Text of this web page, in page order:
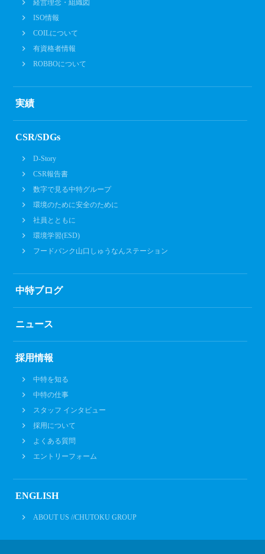
経営理念・組織図
ISO情報
COILについて
有資格者情報
ROBBOについて
実績
CSR/SDGs
D-Story
CSR報告書
数字で見る中特グループ
環境のために安全のために
社員とともに
環境学習(ESD)
フードバンク山口しゅうなんステーション
中特ブログ
ニュース
採用情報
中特を知る
中特の仕事
スタッフ インタビュー
採用について
よくある質問
エントリーフォーム
ENGLISH
ABOUT US //CHUTOKU GROUP